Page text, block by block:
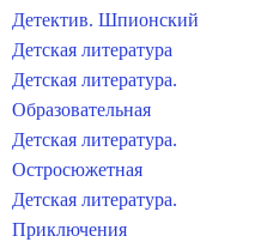
Детектив. Шпионский
Детская литература
Детская литература.
Образовательная
Детская литература.
Остросюжетная
Детская литература.
Приключения